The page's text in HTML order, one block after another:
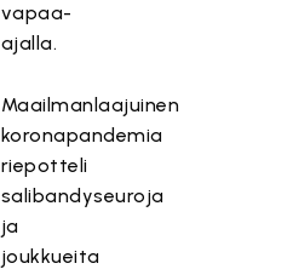
vapaa-
ajalla.
Maailmanlaajuinen
koronapandemia
riepotteli
salibandyseuroja
ja
joukkueita